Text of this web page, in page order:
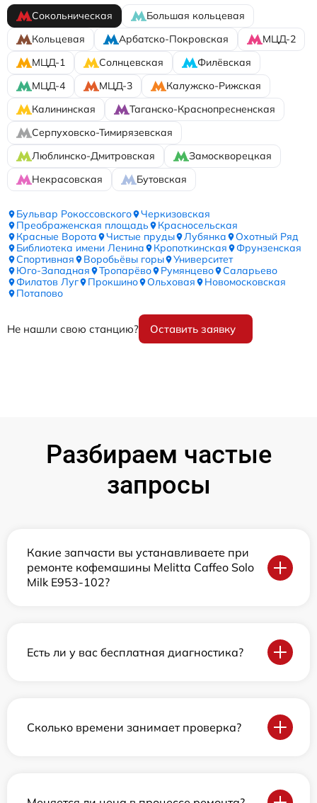
Сокольническая
Большая кольцевая
Кольцевая
Арбатско-Покровская
МЦД-2
МЦД-1
Солнцевская
Филёвская
МЦД-4
МЦД-3
Калужско-Рижская
Калининская
Таганско-Краснопресненская
Серпуховско-Тимирязевская
Люблинско-Дмитровская
Замоскворецкая
Некрасовская
Бутовская
Бульвар Рокоссовского
Черкизовская
Преображенская площадь
Красносельская
Красные Ворота
Чистые пруды Лубянка
Охотный Ряд
Библиотека имени Ленина
Кропоткинская
Фрунзенская
Спортивная
Воробьёвы горы
Университет
Юго-Западная
Тропарёво Румянцево
Саларьево
Филатов Луг
Прокшино Ольховая
Новомосковская
Потапово
Не нашли свою станцию? Оставить заявку
Разбираем частые
запросы
Какие запчасти вы устанавливаете при
ремонте кофемашины Melitta Caffeo Solo
Milk E953-102?
Есть ли у вас бесплатная диагностика?
Сколько времени занимает проверка?